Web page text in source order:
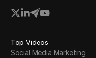
Top Videos
Social Media Marketing